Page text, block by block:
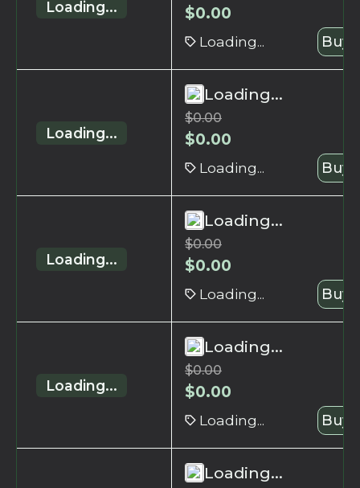
Loading... $0.00
Loading... Buy
Loading...
Loading...
$0.00
$0.00
Loading... Buy
Loading...
Loading...
$0.00
$0.00
Loading... Buy
Loading...
Loading...
$0.00
$0.00
Loading... Buy
Loading...